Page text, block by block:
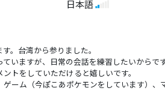
日本語
。台湾から参りました。
いますが、日常の会話を練習したいからです
トをしていただけると嬉しいです。
ーム（今ぽこあポケモンをしています）、